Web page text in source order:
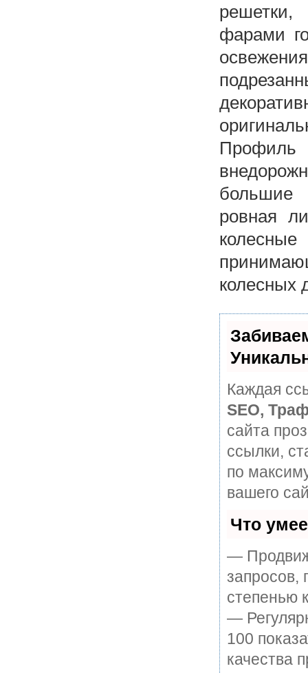
фарами
Профиль
большие
ровная
колесных
Каждая
SEO,
сайта
ссылки,
по
вашего
Что
—
запросов,
степенью
—
100
качества